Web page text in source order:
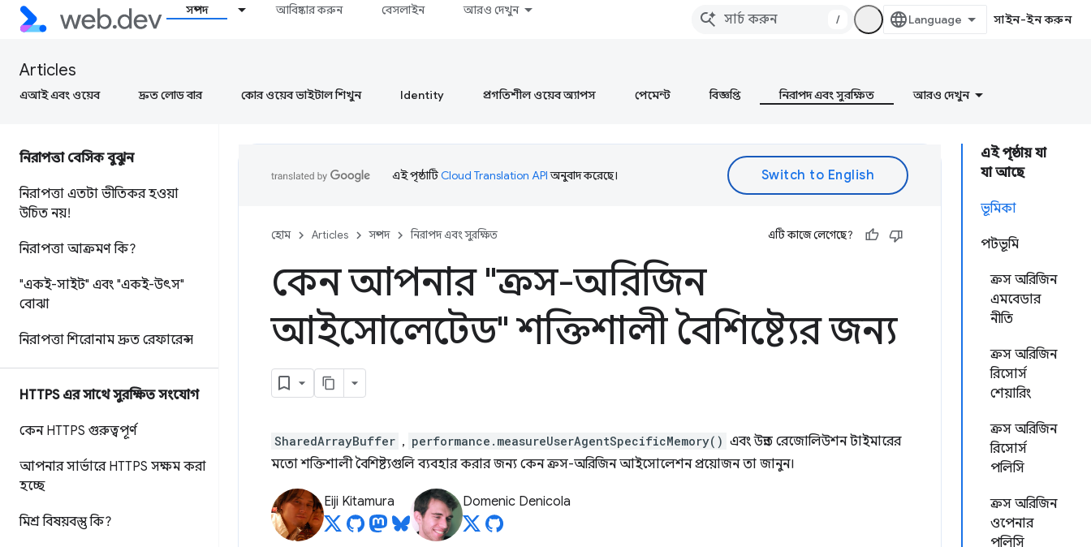
সম্পদ আবিষ্কার করুন বেসলাইন আরও দেখুন
/ সাইন-ইন করুন
Articles
এআই এবং ওয়েব দ্রুত লোড বার কোর ওয়েব ভাইটাল শিখুন Identity প্রগতিশীল ওয়েব অ্যাপস পেমেন্ট বিজ্ঞপ্তি নিরাপদ এবং সুরক্ষিত আরও দেখুন
নিরাপত্তা বেসিক বুঝুন
নিরাপত্তা এতটা ভীতিকর হওয়া
উচিত নয়!
নিরাপত্তা আক্রমণ কি?
"একই-সাইট" এবং "একই-উৎস"
বোঝা
নিরাপত্তা শিরোনাম দ্রুত রেফারেন্স
HTTPS এর সাথে সুরক্ষিত সংযোগ
কেন HTTPS গুরুত্বপূর্ণ
আপনার সার্ভারে HTTPS সক্ষম করা
হচ্ছে
মিশ্র বিষয়বস্তু কি?
এই পৃষ্ঠায় যা
যা আছে
ভূমিকা
পটভূমি
ক্রস অরিজিন
এমবেডার
নীতি
ক্রস অরিজিন
রিসোর্স
শেয়ারিং
ক্রস অরিজিন
রিসোর্স
পলিসি
ক্রস অরিজিন
ওপেনার
পলিসি
এই পৃষ্ঠাটিCloud Translation APIঅনুবাদ করেছে।
হোম Articles সম্পদ নিরাপদ এবং সুরক্ষিত এটি কাজে লেগেছে?
কেন আপনার "ক্রস-অরিজিন
আইসোলেটেড" শক্তিশালী বৈশিষ্ট্যের জন্য
SharedArrayBuffer , performance.measureUserAgentSpecificMemory() এবং উন্নত রেজোলিউশন টাইমারের
মতো শক্তিশালী বৈশিষ্ট্যগুলি ব্যবহার করার জন্য কেন ক্রস-অরিজিন আইসোলেশন প্রয়োজন তা জানুন।
Eiji Kitamura Domenic Denicola